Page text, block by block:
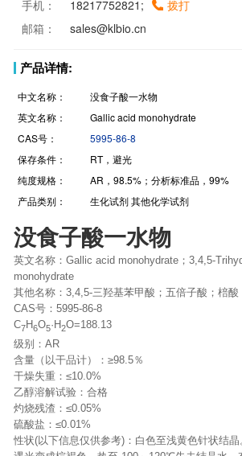
手机：
18217752821;
拨打
邮箱：
sales@klbio.cn
产品详情:
中文名称：
没食子酸一水物
英文名称：
Gallic acid monohydrate
CAS号：
5995-86-8
保存条件：
RT，避光
纯度规格：
AR，98.5%；分析标准品，99%
产品类别：
生化试剂 其他化学试剂
没食子酸一水物
英文名称：Gallic acid monohydrate；3,4,5-
monohydrate
其他名称：3,4,5-三羟基苯甲酸；五倍子酸；棓酸
CAS号：5995-86-8
C7H6O5·H2O=188.13
级别：AR
含量（以干品计）：≥98.5％
干燥失重：≤10.0%
乙醇溶解试验：合格
灼烧残渣：≤0.05%
硫酸盐：≤0.01%
性状(以下信息仅供参考)：白色至浅黄色针状结晶
遇光变成棕褐色。热至 100～120℃失去结晶水
87ml水、3ml沸水、6ml乙醇、100ml乙醚、10ml
溶于苯、氯仿和石油醚。相对密度1.694。熔点